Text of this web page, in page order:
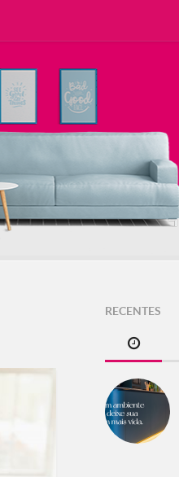
RECENTES